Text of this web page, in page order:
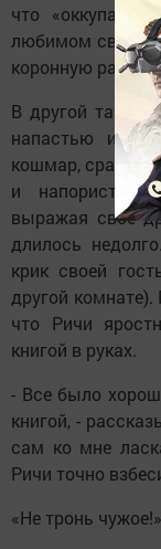
что
любимом своем
коронную
В другой такой
напастью и
кошмар, сразу
и напористо
выражая свое
длилось
крик своей
другой
что Ричи
книгой в руках.
- Все было
книгой, -
сам ко мне
Ричи точно
«Не тронь